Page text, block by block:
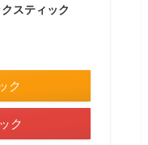
スティック
ク
ク